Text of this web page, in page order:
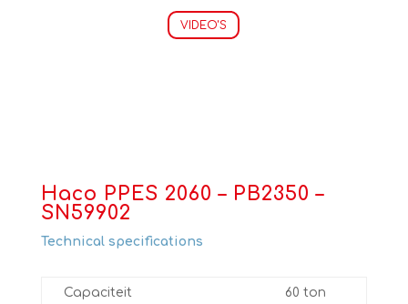
VIDEO'S
Haco PPES 2060 – PB2350 –
SN59902
Technical specifications
Capaciteit 60 ton